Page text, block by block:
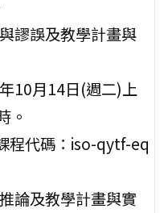
謬誤及教學計畫與
10月14日(週二)上
。
程代碼：iso-qytf-eq
論及教學計畫與實